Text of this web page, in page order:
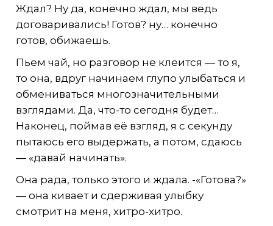
Ждал? Ну да, конечно ждал, мы ведь
договаривались! Готов? ну… конечно
готов, обижаешь.
Пьем чай, но разговор не клеится — то я,
то она, вдруг начинаем глупо улыбаться и
обмениваться многозначительными
взглядами. Да, что-то сегодня будет…
Наконец, поймав её взгляд, я с секунду
пытаюсь его выдержать, а потом, сдаюсь
— «давай начинать».
Она рада, только этого и ждала. -«Готова?»
— она кивает и сдерживая улыбку
смотрит на меня, хитро-хитро.